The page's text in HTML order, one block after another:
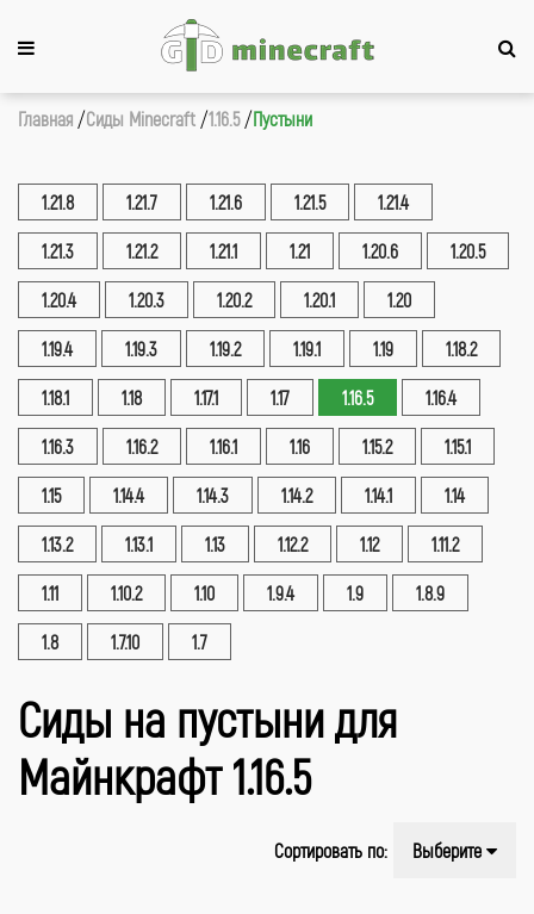
Главная Сиды Minecraft 1.16.5 Пустыни
1.21.8 1.21.7 1.21.6 1.21.5 1.21.4
1.21.3 1.21.2 1.21.1 1.21 1.20.6 1.20.5
1.20.4 1.20.3 1.20.2 1.20.1 1.20
1.19.4 1.19.3 1.19.2 1.19.1 1.19 1.18.2
1.18.1 1.18 1.17.1 1.17 1.16.5 1.16.4
1.16.3 1.16.2 1.16.1 1.16 1.15.2 1.15.1
1.15 1.14.4 1.14.3 1.14.2 1.14.1 1.14
1.13.2 1.13.1 1.13 1.12.2 1.12 1.11.2
1.11 1.10.2 1.10 1.9.4 1.9 1.8.9
1.8 1.7.10 1.7
Сиды на пустыни для
Майнкрафт 1.16.5
Сортировать по: Выберите